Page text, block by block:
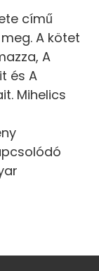
című
A kötet
A
és A
Mihelics